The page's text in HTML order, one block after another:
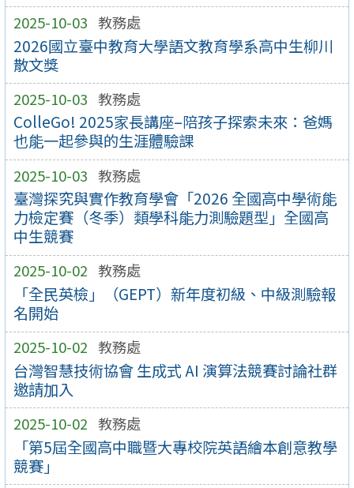
2025-10-03 教務處
2026國立臺中教育大學語文教育學系高中生柳川
散文獎
2025-10-03 教務處
ColleGo! 2025家長講座–陪孩子探索未來：爸媽
也能一起參與的生涯體驗課
2025-10-03 教務處
臺灣探究與實作教育學會「2026 全國高中學術能
力檢定賽（冬季）類學科能力測驗題型」全國高
中生競賽
2025-10-02 教務處
「全民英檢」（GEPT）新年度初級、中級測驗報
名開始
2025-10-02 教務處
台灣智慧技術協會 生成式 AI 演算法競賽討論社群
邀請加入
2025-10-02 教務處
「第5屆全國高中職暨大專校院英語繪本創意教學
競賽」